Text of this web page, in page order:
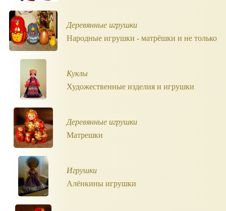
Деревянные игрушки
Народные игрушки - матрёшки и не только
Куклы
Художественные изделия и игрушки
Деревянные игрушки
Матрешки
Игрушки
Алёнкины игрушки